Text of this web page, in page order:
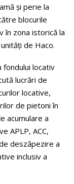
şi perie la
blocurile
în zona istorică la
de Haco.
locativ
lucrări de
locative,
de pietoni în
acumulare a
APLP, ACC,
deszăpezire a
inclusiv a